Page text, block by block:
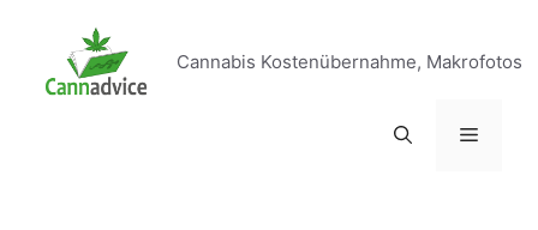
Cannabis Kostenübernahme, Makrofotos